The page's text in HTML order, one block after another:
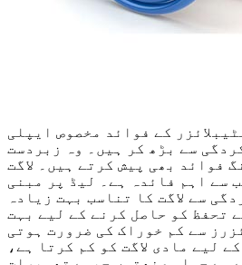
کے فوائد مخصوص ایپلی
سے بڑھ کر ہیں۔ وہ زبردست
فوائد بھی پیش کرتے ہیں۔ لاگت
سے اہم فائدہ ہے۔ لیڈ پر مبنی
سے لاگت کا تناسب بہت زیادہ
تحفظ کو حاصل کرنے کے لیے بہت
سے کم خوراک کی ضرورت ہوتی
لیے مادی لاگت کو کم کرتا ہے،